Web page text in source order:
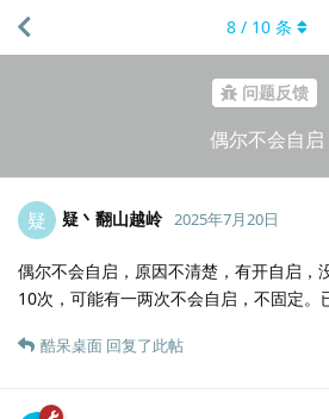
问题反馈
偶尔不会自启
8 / 10 条
疑 疑丶翻山越岭 2025年7月20日
偶尔不会自启，原因不清楚，有开自启，
10次，可能有一两次不会自启，不固定。
酷呆桌面 回复了此帖